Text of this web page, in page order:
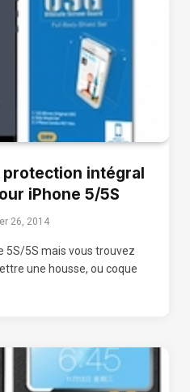
protection intégral
iPhone 5/5S
26, 2014
5S/5S mais vous trouvez
une housse, ou coque